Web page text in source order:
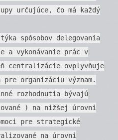
určujúce, čo má každý
spôsobov delegovania
a vykonávanie prác v
centralizácie ovplyvňuje
organizáciu význam.
rozhodnutia bývajú
) na nižšej úrovni
pre strategické
na úrovni